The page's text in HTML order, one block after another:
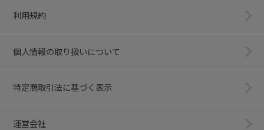
利用規約
個人情報の取り扱いについて
特定商取引法に基づく表示
運営会社